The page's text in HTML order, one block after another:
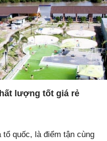
lượng tốt giá rẻ
tổ quốc, là điểm tận cùng